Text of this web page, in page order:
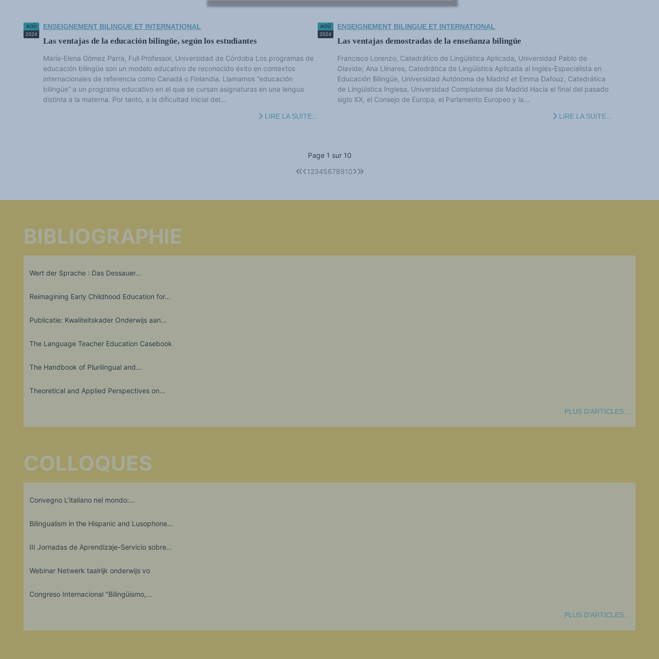
AOÛ
2024
ENSEIGNEMENT BILINGUE ET INTERNATIONAL
Las ventajas de la educación bilingüe, según los estudiantes
María-Elena Gómez Parra, Full Professor, Universidad de Córdoba Los programas de
educación bilingüe son un modelo educativo de reconocido éxito en contextos
internacionales de referencia como Canadá o Finlandia. Llamamos “educación
bilingüe” a un programa educativo en el que se cursan asignaturas en una lengua
distinta a la materna. Por tanto, a la dificultad inicial del...
LIRE LA SUITE...
AOÛ
2024
ENSEIGNEMENT BILINGUE ET INTERNATIONAL
Las ventajas demostradas de la enseñanza bilingüe
Francisco Lorenzo, Catedrático de Lingüística Aplicada, Universidad Pablo de
Olavide; Ana Llinares, Catedrática de Lingüística Aplicada al Inglés-Especialista en
Educación Bilingüe, Universidad Autónoma de Madrid et Emma Dafouz, Catedrática
de Lingüística Inglesa, Universidad Complutense de Madrid Hacia el final del pasado
siglo XX, el Consejo de Europa, el Parlamento Europeo y la...
LIRE LA SUITE...
Page 1 sur 10
12345678910
BIBLIOGRAPHIE
Wert der Sprache : Das Dessauer...
Reimagining Early Childhood Education for...
Publicatie: Kwaliteitskader Onderwijs aan...
The Language Teacher Education Casebook
The Handbook of Plurilingual and...
Theoretical and Applied Perspectives on...
PLUS D'ARTICLES...
COLLOQUES
Convegno L’italiano nel mondo:...
Bilingualism in the Hispanic and Lusophone...
III Jornadas de Aprendizaje-Servicio sobre...
Webinar Netwerk taalrijk onderwijs vo
Congreso Internacional "Bilingüismo,...
PLUS D'ARTICLES...